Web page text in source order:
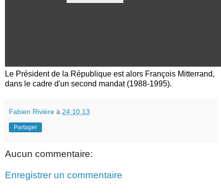
Le Président de la République est alors François Mitterrand,
dans le cadre d'un second mandat (1988-1995).
Fabien Rivière à 24.10.13
Partager
Aucun commentaire:
Enregistrer un commentaire